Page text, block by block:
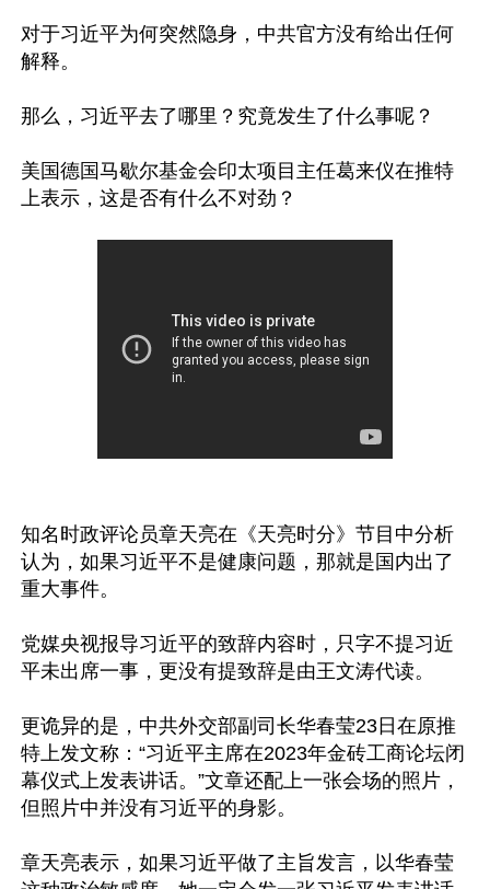
对于习近平为何突然隐身，中共官方没有给出任何
解释。
那么，习近平去了哪里？究竟发生了什么事呢？
美国德国马歇尔基金会印太项目主任葛来仪在推特
知名时政评论员章天亮在《天亮时分》节目中分析
认为，如果习近平不是健康问题，那就是国内出了
重大事件。
党媒央视报导习近平的致辞内容时，只字不提习近
平未出席一事，更没有提致辞是由王文涛代读。
更诡异的是，中共外交部副司长华春莹23日在原推
特上发文称：“习近平主席在2023年金砖工商论坛闭
幕仪式上发表讲话。”文章还配上一张会场的照片，
但照片中并没有习近平的身影。
章天亮表示，如果习近平做了主旨发言，以华春莹